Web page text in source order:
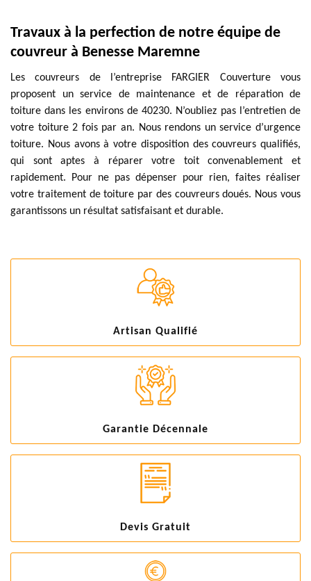
Travaux à la perfection de notre équipe de
couvreur à Benesse Maremne
Les couvreurs de l’entreprise FARGIER Couverture vous
proposent un service de maintenance et de réparation de
toiture dans les environs de 40230. N’oubliez pas l’entretien de
votre toiture 2 fois par an. Nous rendons un service d’urgence
toiture. Nous avons à votre disposition des couvreurs qualifiés,
qui sont aptes à réparer votre toit convenablement et
rapidement. Pour ne pas dépenser pour rien, faites réaliser
votre traitement de toiture par des couvreurs doués. Nous vous
garantissons un résultat satisfaisant et durable.
Artisan Qualifié
Garantie Décennale
Devis Gratuit